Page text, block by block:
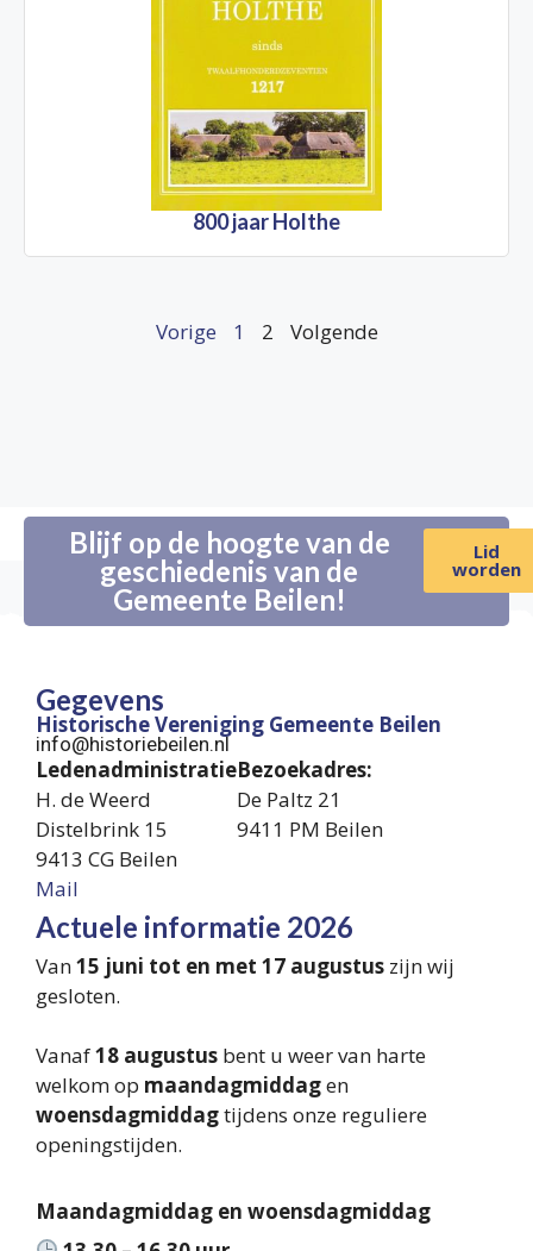
800 jaar Holthe
Vorige 1 2 Volgende
Blijf op de hoogte van de
geschiedenis van de
Gemeente Beilen!
Lid
worden
Gegevens
Historische Vereniging Gemeente Beilen
info@historiebeilen.nl
Ledenadministratie
H. de Weerd
Distelbrink 15
9413 CG Beilen
Mail
Bezoekadres:
De Paltz 21
9411 PM Beilen
Actuele informatie 2026
Van15 juni tot en met 17 augustus zijn wij
gesloten.
Vanaf18 augustus bent u weer van harte
welkom op maandagmiddagen
woensdagmiddagtijdens onze reguliere
openingstijden.
Maandagmiddag en woensdagmiddag